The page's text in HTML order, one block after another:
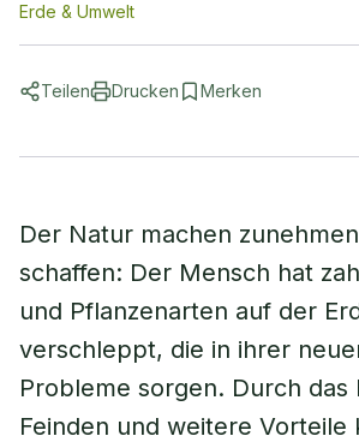
Erde & Umwelt
Teilen Drucken Merken
Der Natur machen
schaffen: Der Mensch hat
und Pflanzenarten auf der
verschleppt, die in ihrer
Probleme sorgen. Durch das
Feinden und weitere Vorteile